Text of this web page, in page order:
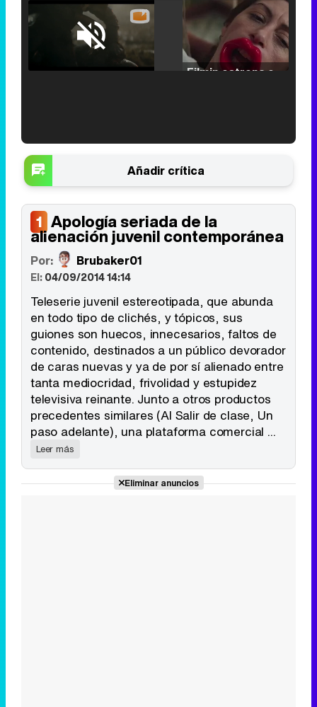
Unmute /
Tráiler de '33 días', la nueva serie de Atresplayer con Julián Villagrán y José Manuel Poga
Añadir crítica
1 Apología seriada de la
alienación juvenil contemporánea
Por: Brubaker01
El:04/09/2014 14:14
Teleserie juvenil estereotipada, que abunda
en todo tipo de clichés, y tópicos, sus
guiones son huecos, innecesarios, faltos de
contenido, destinados a un público devorador
de caras nuevas y ya de por sí alienado entre
tanta mediocridad, frivolidad y estupidez
televisiva reinante. Junto a otros productos
precedentes similares (Al Salir de clase, Un
paso adelante), una plataforma comercial ...
Leer más
Eliminar anuncios